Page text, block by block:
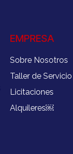
EMPRESA
Sobre Nosotros
Taller de Servicio
Licitaciones
Alquileres￼